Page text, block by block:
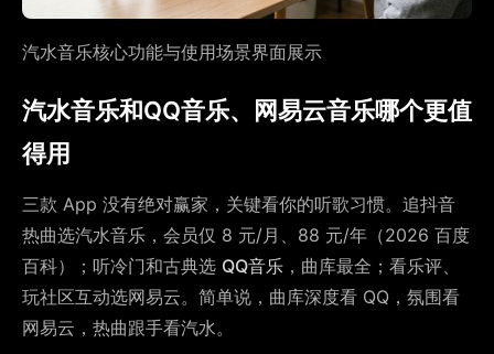
汽水音乐核心功能与使用场景界面展示
汽水音乐和QQ音乐、网易云音乐哪个更值
得用
三款 App 没有绝对赢家，关键看你的听歌习惯。追抖音
热曲选汽水音乐，会员仅 8 元/月、88 元/年（2026 百度
百科）；听冷门和古典选 QQ音乐 ，曲库最全；看乐评、
玩社区互动选网易云。简单说，曲库深度看 QQ，氛围看
网易云，热曲跟手看汽水。